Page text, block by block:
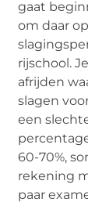
gaat
om daar
rijschool.
afrijden
slagen
een
60-70%,
rekening
paar